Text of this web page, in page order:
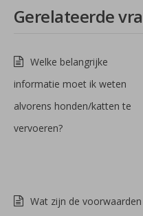
Gerelateerde
Welke belangrijke
informatie moet ik weten
alvorens honden/katten te
vervoeren?
Wat zijn de voorwaarden